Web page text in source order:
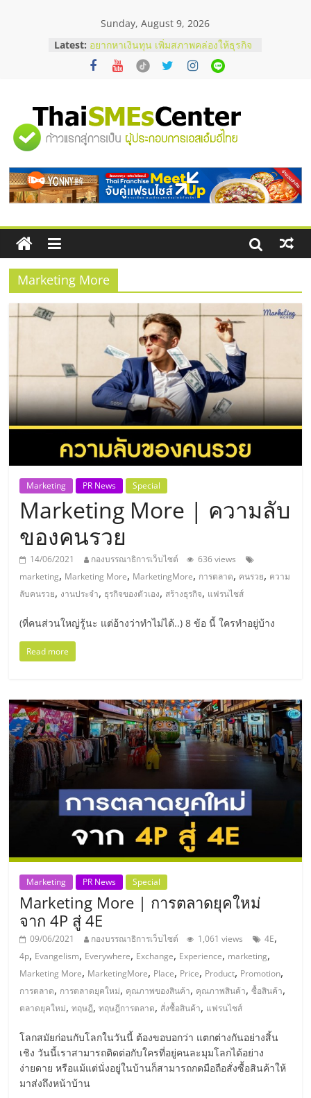
Sunday, August 9, 2026
Latest:
บริษัท Cybersecurity ในไทยที่ไหนดี?
วิธีเลือกผู้ให้บริการให้คุ้มค่าและตอบ
โจทย์ธุรกิจ
อยากหาเงินทุน เพิ่มสภาพคล่องให้ธุรกิจ
บริการน้ำมัน Shell
สัมมนาลงทุน แฟรนไชส์ยอนนี่
ThaiFranchise Meet Up จับคู่แฟรน
ร้านเครื่องเสียงคุณภาพสูง พร้อม
โซลูชันระบบภาพและเสียง
"ศูนย์
รวม
ข้อมูล
ธุรกิจ
SME
แห่ง
ประเทศไทย,
ThaiSMEsCenter,
รวม
ธุรกิจ
เอ
ส
เอ็
มอี
ไทย,
SMEs,
แฟ
รน
ไชส์,
ที่
ปรึกษา
แฟ
รน
ไชส์,
รวม
Marketing More
Marketing PR News Special
Marketing More | ความลับ
ของคนรวย
14/06/2021 กองบรรณาธิการเว็บไซต์
636 views
marketing, Marketing More, MarketingMore, การตลาด, คนรวย, ความ
ลับคนรวย, งานประจำ, ธุรกิจของตัวเอง, สร้างธุรกิจ, แฟรนไชส์
(ที่คนส่วนใหญ่รู้นะ แต่อ้างว่าทำไม่ได้..) 8 ข้อ นี้ ใครทำอยู่บ้าง
Read more
Marketing PR News Special
Marketing More | การตลาดยุคใหม่
จาก 4P สู่ 4E
09/06/2021 กองบรรณาธิการเว็บไซต์ 1,061 views 4E,
4p, Evangelism, Everywhere, Exchange, Experience, marketing,
Marketing More, MarketingMore, Place, Price, Product, Promotion,
การตลาด, การตลาดยุคใหม่, คุณภาพของสินค้า, คุณภาพสินค้า,ซื้อสินค้า,
ตลาดยุคใหม่,ทฤษฎี,ทฤษฎีการตลาด, สั่งซื้อสินค้า, แฟรนไชส์
โลกสมัยก่อนกับโลกในวันนี้ ต้องขอบอกว่า แตกต่างกันอย่างสิ้น
เชิง วันนี้เราสามารถติดต่อกับใครที่อยู่คนละมุมโลกได้อย่าง
ง่ายดาย หรือแม้แต่นั่งอยู่ในบ้านก็สามารถกดมือถือสั่งซื้อสินค้าให้
มาส่งถึงหน้าบ้าน